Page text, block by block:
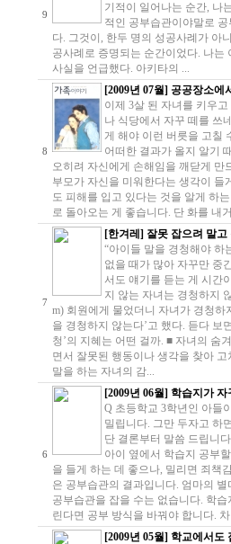
9
기적이 일어나는 순간, 나
적인 공부습관이야말로
다. 그것이, 한두 명의 성공사례가 아
공사례로 증명되는 순간이었다. 나는
사실을 언급했다. 아키타의 ...
8
[2009년 07월] 공공장소에
이제 3살 된 자녀를 키우
나 식당에서 자꾸 떼를 쓰
게 해야 이런 버릇을 고칠
어떠한 결과가 올지 알기
오히려 자신에게 손해임을 깨닫게 만
부모가 자신을 미워한다는 생각이 들
도 피해를 입고 있다는 것을 알게 하
로 돌아오는 게 좋습니다. 단 화를 내
7
[한겨레] 잘못 잡으려 말고
“아이들 말을 경청해야 하
없을 때가 많아 자꾸만 중
서도 얘기를 듣는 게 시간
지 않는 자녀는 경청하지
m) 회원에게 물었더니 자녀가 경청하
을 경청하지 않는다’고 했다. 듣다 보
청’의 지혜는 어떤 걸까. ■ 자녀의 숨
면서 잘못된 행동이나 생각을 찾아
말을 하는 자녀의 감...
6
[2009년 06월] 학습지가
Q 초등학교 3학년인 아들
밀립니다. 그만 두자고 하
단 결론부터 말씀 드립니
아이 옆에서 학습지 공부
을 들게 하는 데 좋으나, 밀리면 죄책
은 공부습관의 결과입니다. 엄마의
공부습관을 잡을 수는 없습니다. 학
린다면 공부 방식을 바꿔야 합니다.
[2009년 05월] 학교에서도